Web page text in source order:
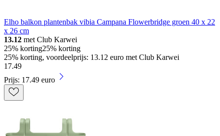
Elho balkon plantenbak vibia Campana Flowerbridge groen 40 x 22
x 26 cm
13.12 met Club Karwei
25% korting25% korting
25% korting, voordeelprijs: 13.12 euro met Club Karwei
17.49
Prijs: 17.49 euro